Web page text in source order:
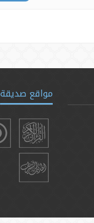
مواقع صديقة